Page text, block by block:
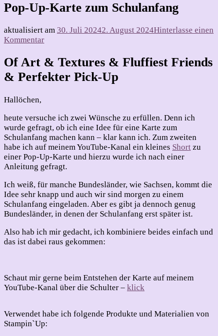
Pop-Up-Karte zum Schulanfang
aktualisiert am 30. Juli 20242. August 2024Hinterlasse einen
Kommentarzu
Up-
Karte
zum
Of Art & Textures & Fluffiest Friends
& Perfekter Pick-Up
Hallöchen,
heute versuche ich zwei Wünsche zu erfüllen. Denn ich
wurde gefragt, ob ich eine Idee für eine Karte zum
Schulanfang machen kann – klar kann ich. Zum zweiten
habe ich auf meinem YouTube-Kanal ein kleines Short zu
einer Pop-Up-Karte und hierzu wurde ich nach einer
Anleitung gefragt.
Ich weiß, für manche Bundesländer, wie Sachsen, kommt die
Idee sehr knapp und auch wir sind morgen zu einem
Schulanfang eingeladen. Aber es gibt ja dennoch genug
Bundesländer, in denen der Schulanfang erst später ist.
Also hab ich mir gedacht, ich kombiniere beides einfach und
das ist dabei raus gekommen:
Schaut mir gerne beim Entstehen der Karte auf meinem
YouTube-Kanal über die Schulter – klick
Verwendet habe ich folgende Produkte und Materialien von
Stampin`Up: